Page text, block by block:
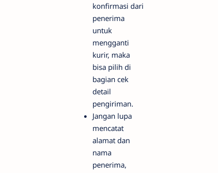
konfirmasi dari
penerima
untuk
mengganti
kurir, maka
bisa pilih di
bagian cek
detail
pengiriman.
Jangan lupa
mencatat
alamat dan
nama
penerima,